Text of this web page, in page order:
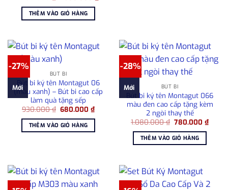
là:
1.750.000 ₫.
hiện
THÊM VÀO GIỎ HÀNG
-27%
Mới
BÚT BI
Bút bi ký tên Montagut 06
(màu xanh) – Bút bi cao cấp
làm quà tặng sếp
930.000₫ Giá
là:
930.000 ₫.
680.000₫Giá
hiện
680.000 ₫.
THÊM VÀO GIỎ HÀNG
-28%
Mới BÚT BI
Bút bi ký tên Montagut 066
màu đen cao cấp tặng kèm
2 ngòi thay thế
1.080.000₫ Giá
là:
1.080.000 ₫.
780.000₫Giá
hiện
THÊM VÀO GIỎ HÀNG